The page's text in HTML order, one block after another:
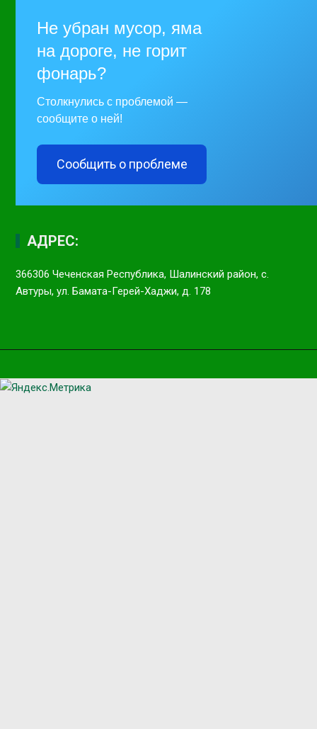
Не убран мусор, яма
на дороге, не горит
фонарь?
Столкнулись с проблемой —
сообщите о ней!
Сообщить о проблеме
АДРЕС:
366306 Чеченская Республика, Шалинский район, с.
Автуры, ул. Бамата-Герей-Хаджи, д. 178